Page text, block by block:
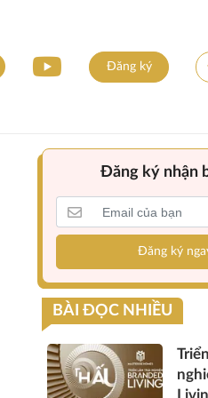
Đăng ký
Đăng ký nhận
Đăng ký
BÀI ĐỌC NHIỀU